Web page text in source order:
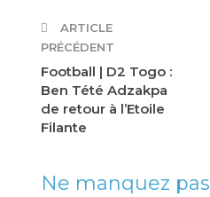
ARTICLE
PRÉCÉDENT
Football | D2 Togo :
Ben Tété Adzakpa
de retour à l’Etoile
Filante
Ne manquez pas